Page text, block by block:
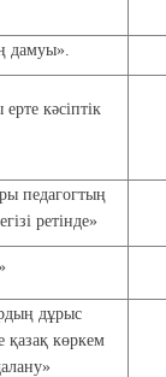
дамуы».
кәсіптік
педагогтың
ретінде»
дұрыс
қазақ көркем